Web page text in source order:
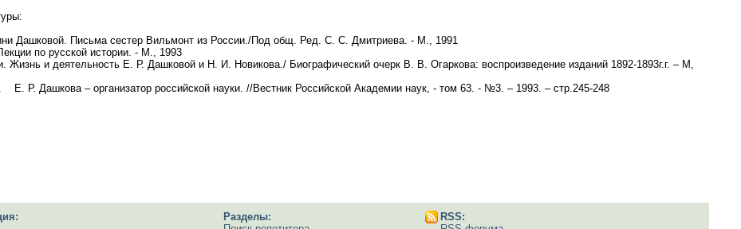
Дашковой. Письма сестер Вильмонт из России./Под общ. Ред. С. С. Дмитриева. - М., 1991
по русской истории. - М., 1993
Жизнь и деятельность Е. Р. Дашковой и Н. И. Новикова./ Биографический очерк В. В. Огаркова: воспроизведение изданий 1892-1893г.г. – М,
Р. Дашкова – организатор российской науки. //Вестник Российской Академии наук, - том 63. - №3. – 1993. – стр.245-248
Разделы:
RSS: